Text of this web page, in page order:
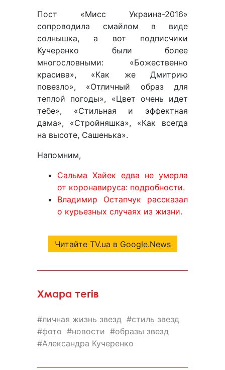
Пост «Мисс Украина-2016»
сопроводила смайлом в виде
солнышка, а вот подписчики
Кучеренко были более
многословными: «Божественно
красива», «Как же Дмитрию
повезло», «Отличный образ для
теплой погоды», «Цвет очень идет
тебе», «Стильная и эффектная
дама», «Стройняшка», «Как всегда
на высоте, Сашенька».
Напомним,
Сальма Хайек едва не умерла
от коронавируса: подробности.
Владимир Остапчук рассказал
о курьезных случаях из жизни.
Читайте TV.ua в Google.News
Хмара тегів
личная жизнь звезд
стиль звезд
фото
новости
образы звезд
Александра Кучеренко